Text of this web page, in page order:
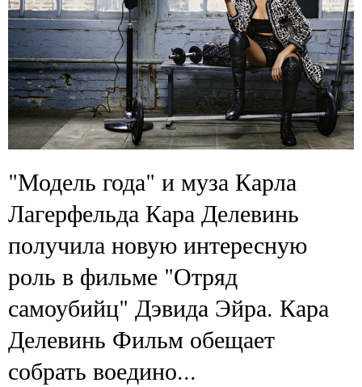
"Модель года" и муза Карла
Лагерфельда Кара Делевинь
получила новую интересную
роль в фильме "Отряд
самоубийц" Дэвида Эйра. Кара
Делевинь Фильм обещает
собрать воедино...